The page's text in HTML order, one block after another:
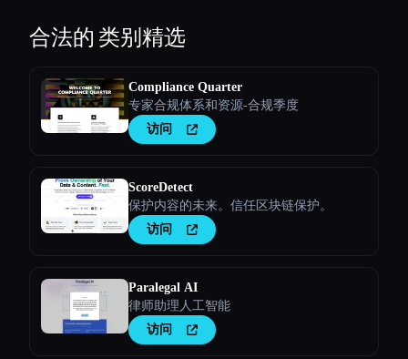
合法的 类别精选
Compliance Quarter
专家合规体系和资源-合规季度
访问
ScoreDetect
保护内容的未来。信任区块链保护。
访问
Paralegal AI
律师助理人工智能
访问